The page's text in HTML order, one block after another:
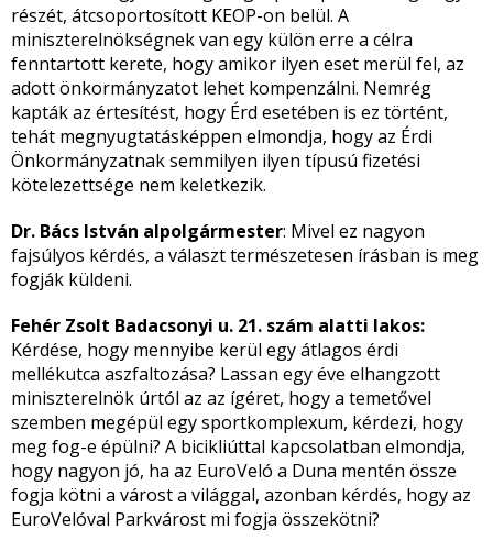
részét, átcsoportosított KEOP-on belül. A
miniszterelnökségnek van egy külön erre a célra
fenntartott kerete, hogy amikor ilyen eset merül fel, az
adott önkormányzatot lehet kompenzálni. Nemrég
kapták az értesítést, hogy Érd esetében is ez történt,
tehát megnyugtatásképpen elmondja, hogy az Érdi
Önkormányzatnak semmilyen ilyen típusú fizetési
kötelezettsége nem keletkezik.
Dr. Bács István alpolgármester: Mivel ez nagyon
fajsúlyos kérdés, a választ természetesen írásban is meg
fogják küldeni.
Fehér Zsolt Badacsonyi u. 21. szám alatti lakos:
Kérdése, hogy mennyibe kerül egy átlagos érdi
mellékutca aszfaltozása? Lassan egy éve elhangzott
miniszterelnök úrtól az az ígéret, hogy a temetővel
szemben megépül egy sportkomplexum, kérdezi, hogy
meg fog-e épülni? A bicikliúttal kapcsolatban elmondja,
hogy nagyon jó, ha az EuroVeló a Duna mentén össze
fogja kötni a várost a világgal, azonban kérdés, hogy az
EuroVelóval Parkvárost mi fogja összekötni?